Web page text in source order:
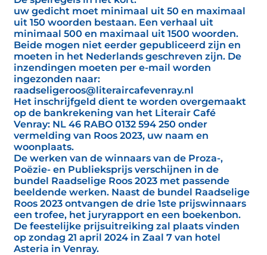
uw gedicht moet minimaal uit 50 en maximaal
uit 150 woorden bestaan. Een verhaal uit
minimaal 500 en maximaal uit 1500 woorden.
Beide mogen niet eerder gepubliceerd zijn en
moeten in het Nederlands geschreven zijn. De
inzendingen moeten per e-mail worden
ingezonden naar:
raadseligeroos@literaircafevenray.nl
Het inschrijfgeld dient te worden overgemaakt
op de bankrekening van het Literair Café
Venray: NL 46 RABO 0132 594 250 onder
vermelding van Roos 2023, uw naam en
woonplaats.
De werken van de winnaars van de Proza-,
Poëzie- en Publieksprijs verschijnen in de
bundel Raadselige Roos 2023 met passende
beeldende werken. Naast de bundel Raadselige
Roos 2023 ontvangen de drie 1ste prijswinnaars
een trofee, het juryrapport en een boekenbon.
De feestelijke prijsuitreiking zal plaats vinden
op zondag 21 april 2024 in Zaal 7 van hotel
Asteria in Venray.